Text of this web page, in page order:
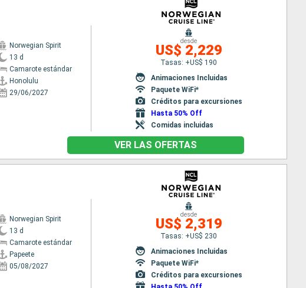
Norwegian Spirit
13 d
Camarote estándar
Honolulu
29/06/2027
desde
US$ 2,229
Tasas: +US$ 190
Animaciones Incluidas
Paquete WiFi*
Créditos para excursiones
Hasta 50% Off
Comidas incluidas
VER LAS OFERTAS
Norwegian Spirit
13 d
Camarote estándar
Papeete
05/08/2027
desde
US$ 2,319
Tasas: +US$ 230
Animaciones Incluidas
Paquete WiFi*
Créditos para excursiones